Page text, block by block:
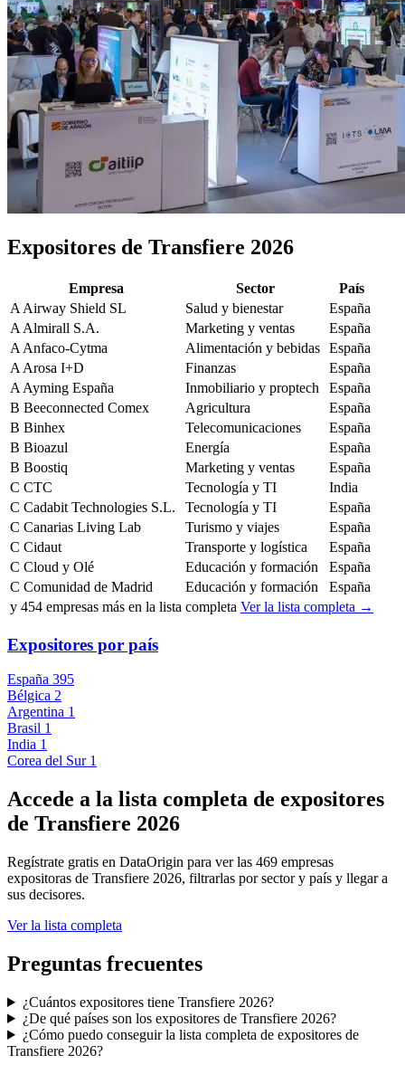
Expositores de Transfiere 2026
Empresa Sector
País
A Airway Shield SL Salud y bienestar
España
A Almirall S.A. Marketing y ventas
España
A Anfaco-Cytma Alimentación y bebidas España
A Arosa I+D Finanzas
España
A Ayming España Inmobiliario y proptech
España
B Beeconnected Comex Agricultura
España
B Binhex Telecomunicaciones
España
B Bioazul Energía
España
B Boostiq Marketing y ventas
España
C CTC Tecnología y TI
India
C Cadabit Technologies S.L. Tecnología y TI
España
C Canarias Living Lab Turismo y viajes
España
C Cidaut Transporte y logística
España
C Cloud y Olé Educación y formación
España
C Comunidad de Madrid Educación y formación
España
y 454 empresas más en la lista completa Ver la lista completa →
Expositores por país
España 395
Bélgica 2
Argentina 1
Brasil 1
India 1
Corea del Sur 1
Accede a la lista completa de expositores
de Transfiere 2026
Regístrate gratis en DataOrigin para ver las 469 empresas
expositoras de Transfiere 2026, filtrarlas por sector y país y llegar a
sus decisores.
Ver la lista completa
Preguntas frecuentes
¿Cuántos expositores tiene Transfiere 2026?
¿De qué países son los expositores de Transfiere 2026?
¿Cómo puedo conseguir la lista completa de expositores de
Transfiere 2026?